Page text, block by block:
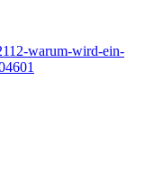
warum-wird-ein-